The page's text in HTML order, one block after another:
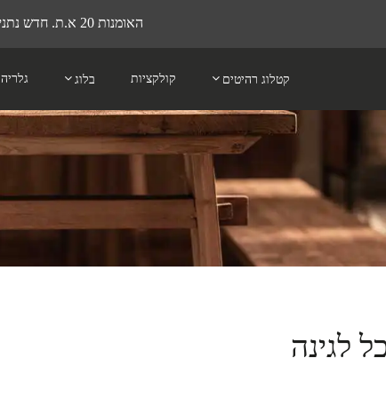
האומנות 20 א.ת. חדש נתניה
קטלוג רהיטים קולקציות בלוג גלריה
לגינה